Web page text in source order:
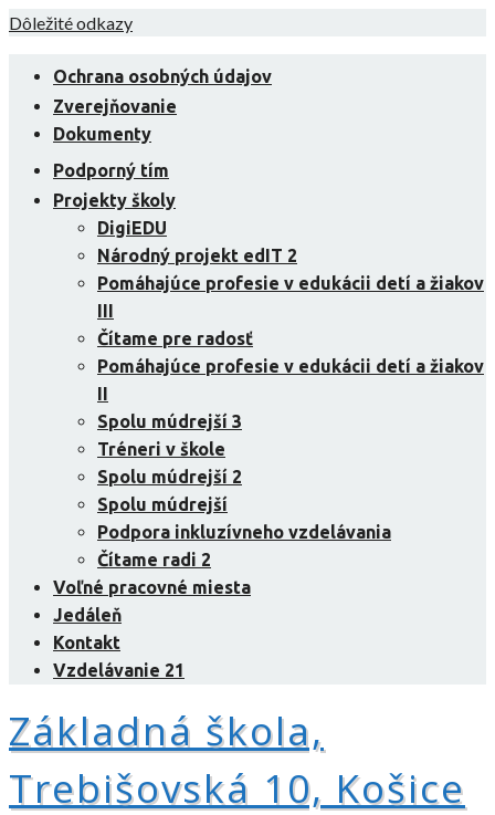
Skip
content
Dôležité odkazy
Ochrana osobných údajov
Zverejňovanie
Dokumenty
Podporný tím
Projekty školy
DigiEDU
Národný projekt edIT 2
Pomáhajúce profesie v edukácii detí a žiakov
III
Čítame pre radosť
Pomáhajúce profesie v edukácii detí a žiakov
II
Spolu múdrejší 3
Tréneri v škole
Spolu múdrejší 2
Spolu múdrejší
Podpora inkluzívneho vzdelávania
Čítame radi 2
Voľné pracovné miesta
Jedáleň
Kontakt
Vzdelávanie 21
Základná škola,
Trebišovská 10, Košice